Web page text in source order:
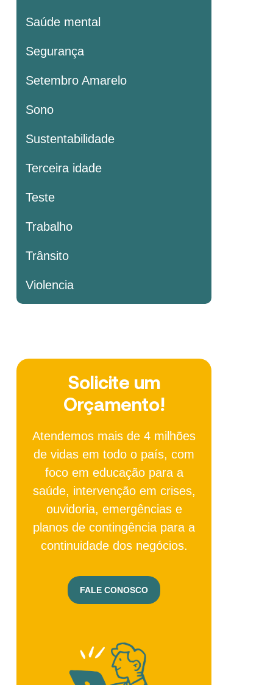
Saúde mental
Segurança
Setembro Amarelo
Sono
Sustentabilidade
Terceira idade
Teste
Trabalho
Trânsito
Violencia
Solicite um
Orçamento!
Atendemos mais de 4 milhões
de vidas em todo o país, com
foco em educação para a
saúde, intervenção em crises,
ouvidoria, emergências e
planos de contingência para a
continuidade dos negócios.
FALE CONOSCO